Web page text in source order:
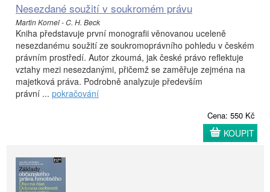
Nesezdané soužití v soukromém právu
Martin Kornel - C. H. Beck
Kniha představuje první monografii věnovanou uceleně
nesezdanému soužití ze soukromoprávního pohledu v českém
právním prostředí. Autor zkoumá, jak české právo reflektuje
vztahy mezi nesezdanými, přičemž se zaměřuje zejména na
majetková práva. Podrobně analyzuje především
právní ... pokračování
Cena: 550 Kč
KOUPIT